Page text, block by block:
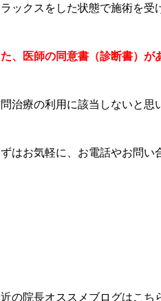
ックスをした状態で施術を受
、医師の同意書（診断書）が
治療の利用に該当しないと思
はお気軽に、お電話やお問い
の院長オススメブログはこち